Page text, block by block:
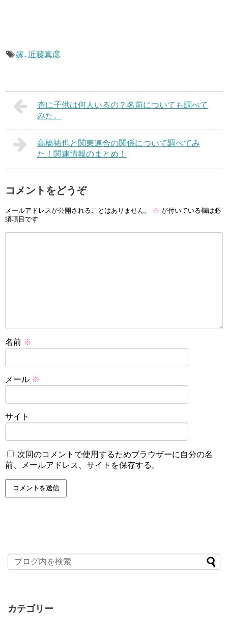
嫁, 近藤真彦
杏に子供は何人いるの？名前についても調べて
みた。
高橋祐也と関東連合の関係について調べてみ
た！関連情報のまとめ！
コメントをどうぞ
メールアドレスが公開されることはありません。 ※ が付いている欄は必
須項目です
名前 ※
メール ※
サイト
次回のコメントで使用するためブラウザーに自分の名
前、メールアドレス、サイトを保存する。
カテゴリー